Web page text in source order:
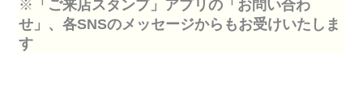
※ 「ご来店スタンプ」アプリの「お問い合わ
せ」、各SNSのメッセージからもお受けいたしま
す